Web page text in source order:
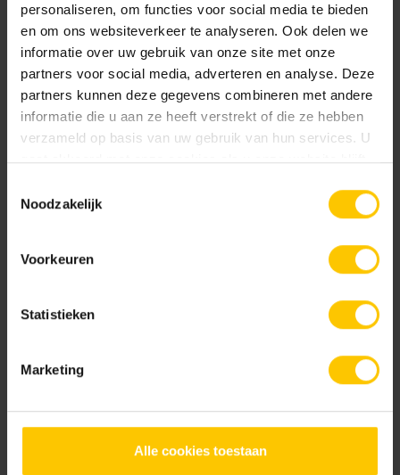
personaliseren, om functies voor social media te bieden
en om ons websiteverkeer te analyseren. Ook delen we
informatie over uw gebruik van onze site met onze
partners voor social media, adverteren en analyse. Deze
partners kunnen deze gegevens combineren met andere
informatie die u aan ze heeft verstrekt of die ze hebben
verzameld op basis van uw gebruik van hun services. U
gaat akkoord met onze cookies als u onze website blijft
Noodzakelijk
Voorkeuren
Statistieken
Marketing
Alle cookies toestaan
Materra Parma